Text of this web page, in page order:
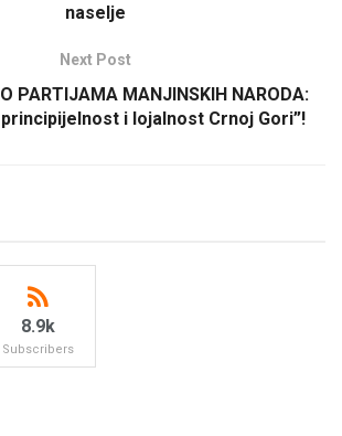
naselje
Next Post
PARTIJAMA MANJINSKIH NARODA:
i lojalnost Crnoj Gori”!
8.9k
Subscribers